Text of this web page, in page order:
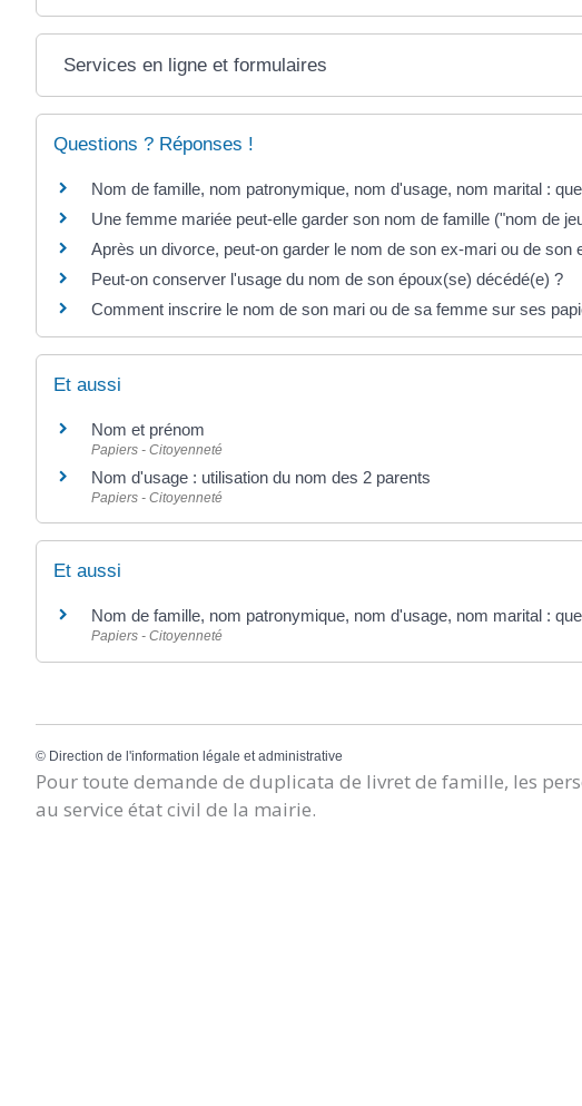
Services en ligne et formulaires
Questions ? Réponses !
Nom de famille, nom patronymique, nom d'usage, nom marital :
Une femme mariée peut-elle garder son nom de famille ("nom de
Après un divorce, peut-on garder le nom de son ex-mari ou de son
Peut-on conserver l'usage du nom de son époux(se) décédé(e) ?
Comment inscrire le nom de son mari ou de sa femme sur ses
Et aussi
Nom et prénom
Papiers - Citoyenneté
Nom d'usage : utilisation du nom des 2 parents
Papiers - Citoyenneté
Et aussi
Nom de famille, nom patronymique, nom d'usage, nom marital :
Papiers - Citoyenneté
© Direction de l'information légale et administrative
Pour toute demande de duplicata de livret de famille, les
au service état civil de la mairie.